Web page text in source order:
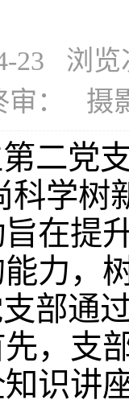
23 浏览
： 摄
二党
科学树
在提
力，
部通
，支
识讲